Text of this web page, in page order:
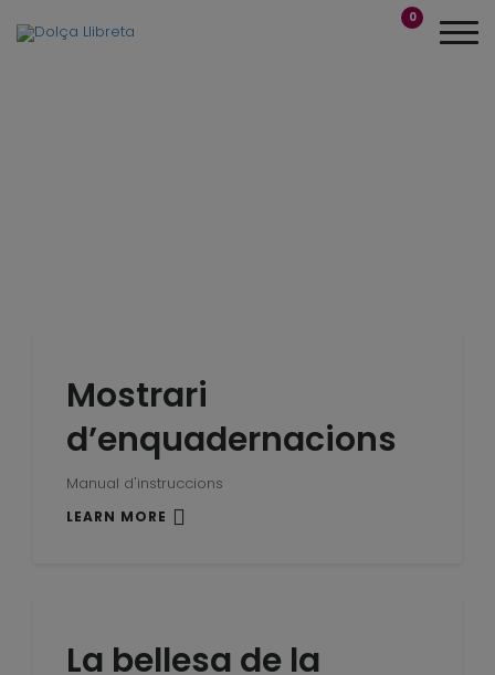
0
Mostrari
d’enquadernacions
Manual d'instruccions
LEARN MORE
La bellesa de la